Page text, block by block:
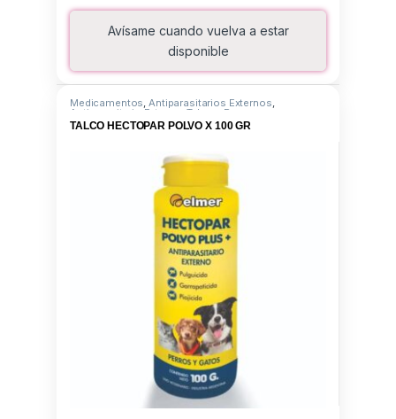
Avísame cuando vuelva a estar
disponible
Medicamentos,Antiparasitarios Externos,
Antiparasitario Externo Talcos
Propoxur
TALCO HECTOPAR POLVO X 100 GR